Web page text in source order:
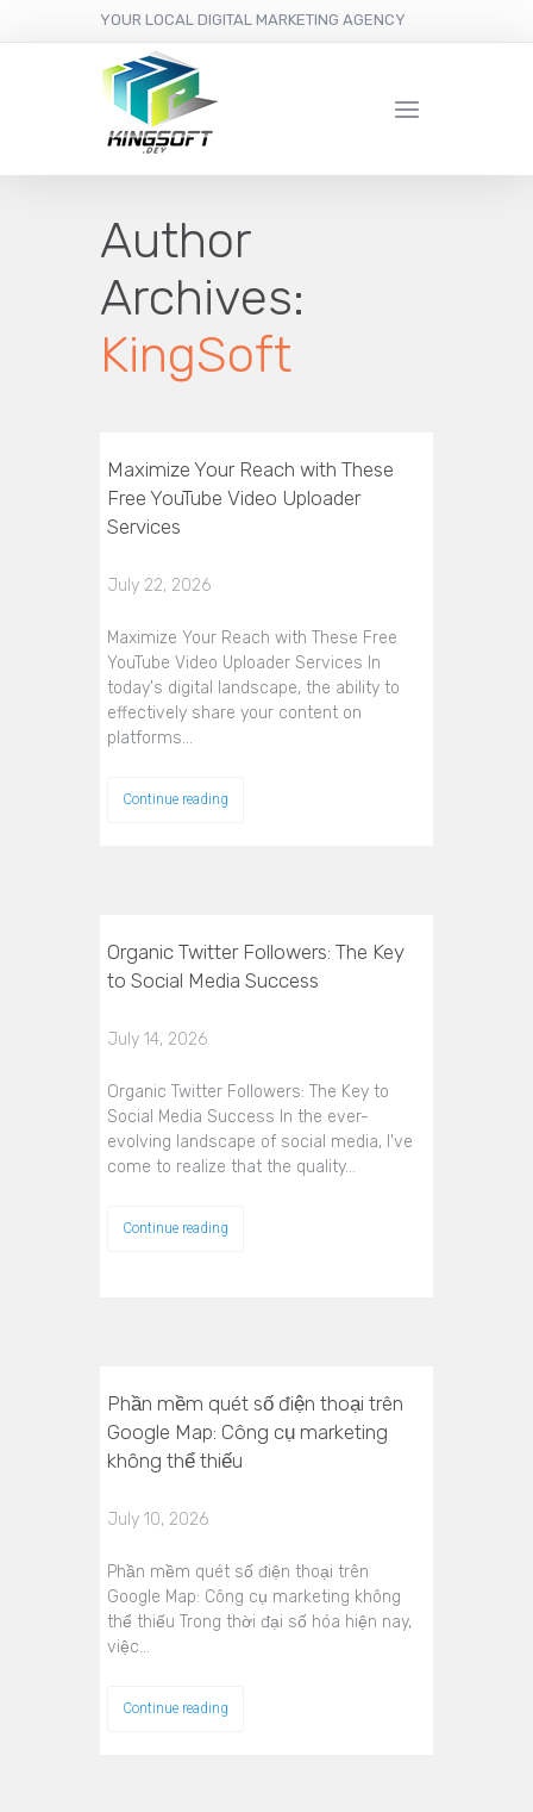
YOUR LOCAL DIGITAL MARKETING AGENCY
Author
Archives:
KingSoft
Maximize Your Reach with These
Free YouTube Video Uploader
Services
July 22, 2026
Maximize Your Reach with These Free
YouTube Video Uploader Services In
today's digital landscape, the ability to
effectively share your content on
platforms…
Continue reading
Organic Twitter Followers: The Key
to Social Media Success
July 14, 2026
Organic Twitter Followers: The Key to
Social Media Success In the ever-
evolving landscape of social media, I've
come to realize that the quality…
Continue reading
Phần mềm quét số điện thoại trên
Google Map: Công cụ marketing
không thể thiếu
July 10, 2026
Phần mềm quét số điện thoại trên
Google Map: Công cụ marketing không
thể thiếu Trong thời đại số hóa hiện nay,
việc…
Continue reading